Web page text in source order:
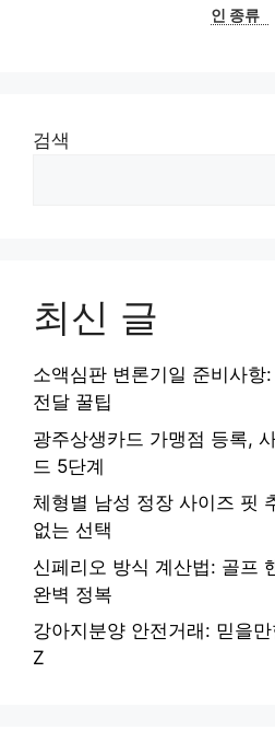
인 종류
검색
최신 글
소액심판 변론기일 준비사항
전달 꿀팁
광주상생카드 가맹점 등록,
드 5단계
체형별 남성 정장 사이즈 핏
없는 선택
신페리오 방식 계산법: 골프
완벽 정복
강아지분양 안전거래: 믿을
Z